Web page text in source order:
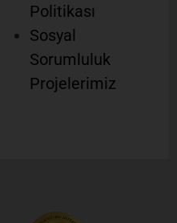
Politikası
Sosyal
Sorumluluk
Projelerimiz